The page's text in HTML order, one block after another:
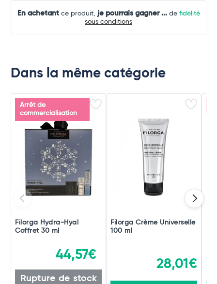
En achetantce produit, je pourrais gagner ...de fidélité
sous conditions
Dans la même catégorie
Arrêt de
commercialisation
Filorga Hydra-Hyal
Coffret 30 ml
44,57€
Rupture de stock
Filorga Crème Universelle
100 ml
28,01€